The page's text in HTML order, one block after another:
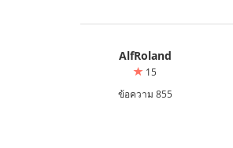
AlfRoland
15
ข้อความ 855